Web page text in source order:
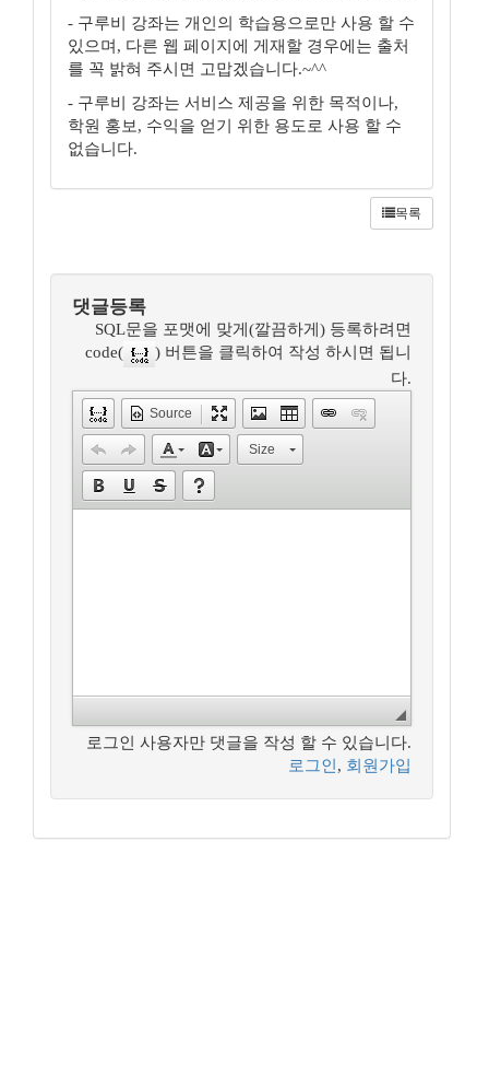
- 구루비 강좌는 개인의 학습용으로만 사용 할 수
있으며, 다른 웹 페이지에 게재할 경우에는 출처
를 꼭 밝혀 주시면 고맙겠습니다.~^^
- 구루비 강좌는 서비스 제공을 위한 목적이나,
학원 홍보, 수익을 얻기 위한 용도로 사용 할 수
없습니다.
목록
댓글등록
SQL문을 포맷에 맞게(깔끔하게) 등록하려면
code(
) 버튼을 클릭하여 작성 하시면 됩니
다.
Source
Size
로그인 사용자만 댓글을 작성 할 수 있습니다.
로그인 , 회원가입